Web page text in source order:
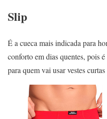
Slip
É a cueca mais indicada para
conforto em dias quentes, pois
para quem vai usar vestes